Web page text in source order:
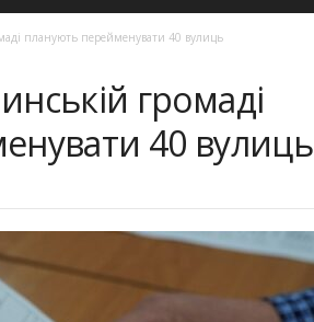
планують перейменувати 40 вулиць
громаді
40 вулиць